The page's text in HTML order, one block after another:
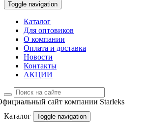
Toggle navigation
Каталог
Для оптовиков
О компании
Оплата и доставка
Новости
Контакты
АКЦИИ
сайт компании Starleks
Каталог
Toggle navigation